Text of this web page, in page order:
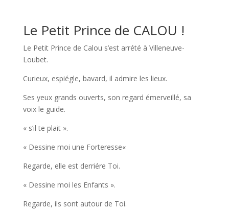
Le Petit Prince de CALOU !
Le Petit Prince de Calou s’est arrété à Villeneuve-
Loubet.
Curieux, espiégle, bavard, il admire les lieux.
Ses yeux grands ouverts, son regard émerveillé, sa
voix le guide.
« s’ilte plait ».
« Dessine moi une Forteresse«
Regarde, elle est derriére Toi.
« Dessine moi les Enfants ».
Regarde, ils sont autour de Toi.